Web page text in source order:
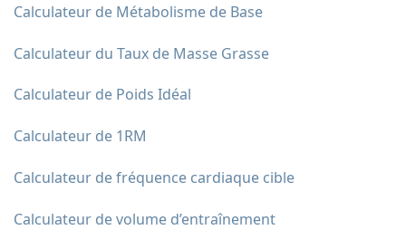
Calculateur de Métabolisme de Base
Calculateur du Taux de Masse Grasse
Calculateur de Poids Idéal
Calculateur de 1RM
Calculateur de fréquence cardiaque cible
Calculateur de volume d’entraînement